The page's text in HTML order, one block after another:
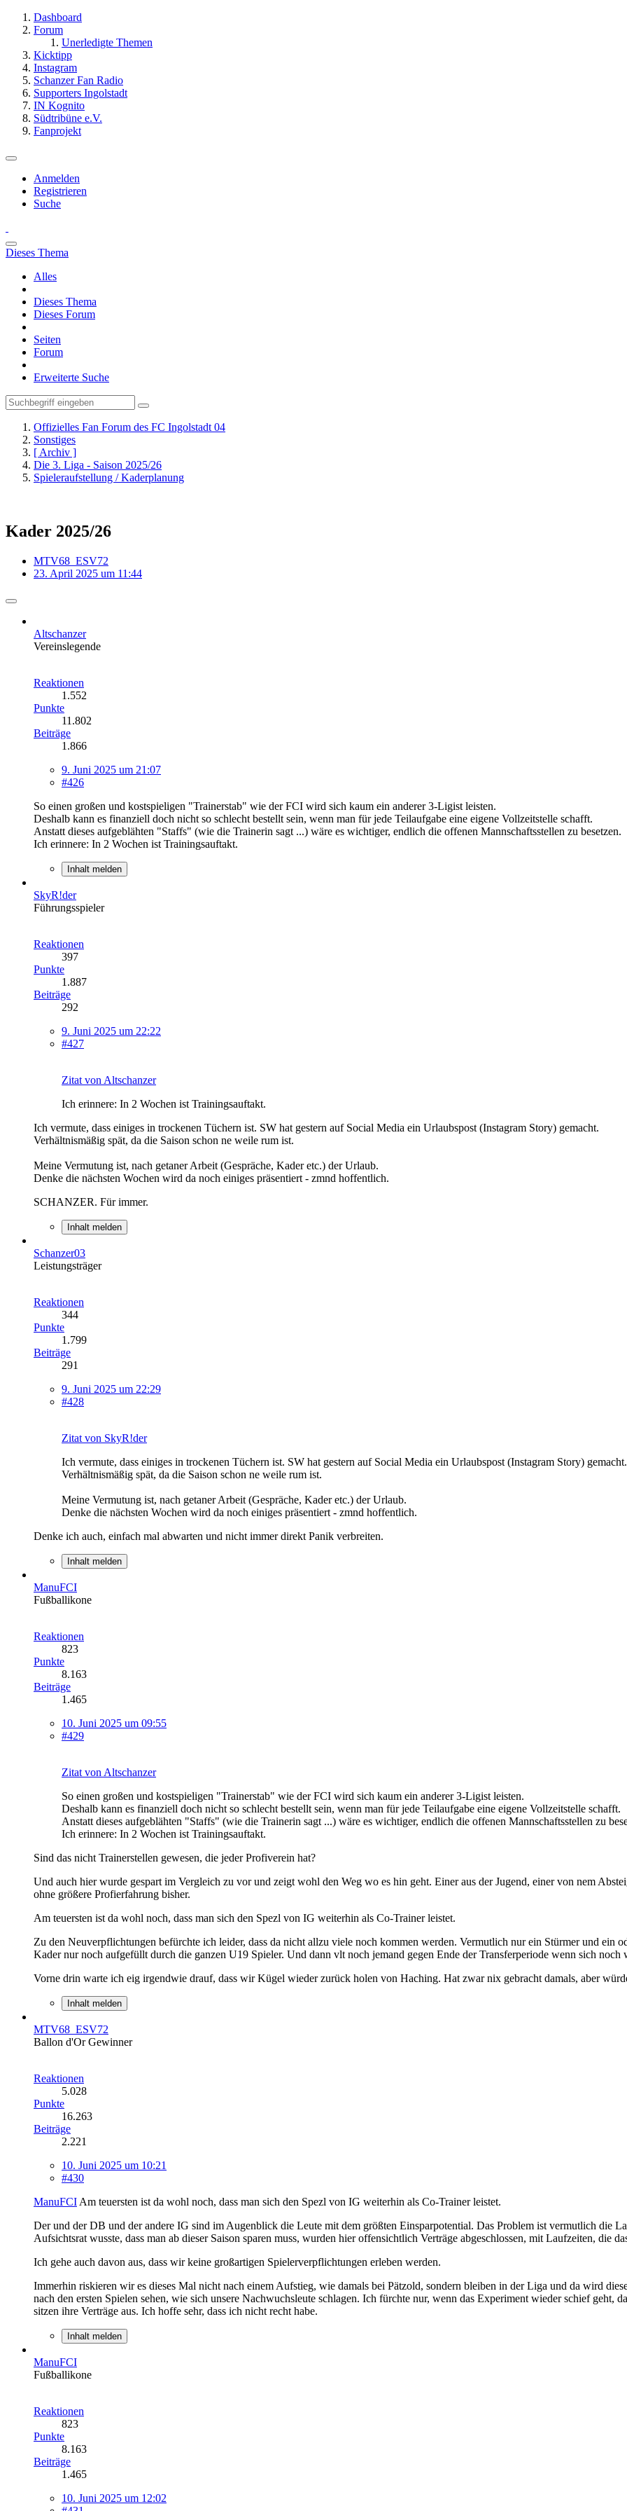
Dashboard
Forum
Unerledigte Themen
Kicktipp
Instagram
Schanzer Fan Radio
Supporters Ingolstadt
IN Kognito
Südtribüne e.V.
Fanprojekt
Anmelden
Registrieren
Suche
Dieses Thema
Alles
Dieses Thema
Dieses Forum
Seiten
Forum
Erweiterte Suche
Offizielles Fan Forum des FC Ingolstadt 04
Sonstiges
[ Archiv ]
Die 3. Liga - Saison 2025/26
Spieleraufstellung / Kaderplanung
Kader 2025/26
MTV68_ESV72
23. April 2025 um 11:44
Altschanzer
Vereinslegende
Reaktionen
1.552
Punkte
11.802
Beiträge
1.866
9. Juni 2025 um 21:07
#426
So einen großen und kostspieligen "Trainerstab" wie der FCI wird sich kaum ein anderer 3-Ligist leisten.
Deshalb kann es finanziell doch nicht so schlecht bestellt sein, wenn man für jede Teilaufgabe eine eigene Vollzeitstelle schafft.
Anstatt dieses aufgeblähten "Staffs" (wie die Trainerin sagt ...) wäre es wichtiger, endlich die offenen Mannschaftsstellen zu besetzen.
Ich erinnere: In 2 Wochen ist Trainingsauftakt.
Inhalt melden
SkyR!der
Führungsspieler
Reaktionen
397
Punkte
1.887
Beiträge
292
9. Juni 2025 um 22:22
#427
Zitat von Altschanzer
Ich erinnere: In 2 Wochen ist Trainingsauftakt.
Ich vermute, dass einiges in trockenen Tüchern ist. SW hat gestern auf Social Media ein Urlaubspost (Instagram Story) gemacht.
Verhältnismäßig spät, da die Saison schon ne weile rum ist.
Meine Vermutung ist, nach getaner Arbeit (Gespräche, Kader etc.) der Urlaub.
Denke die nächsten Wochen wird da noch einiges präsentiert - zmnd hoffentlich.
SCHANZER. Für immer.
Inhalt melden
Schanzer03
Leistungsträger
Reaktionen
344
Punkte
1.799
Beiträge
291
9. Juni 2025 um 22:29
#428
Zitat von SkyR!der
Ich vermute, dass einiges in trockenen Tüchern ist. SW hat gestern auf Social Media ein Urlaubspost (Instagram Story) gemacht.
Verhältnismäßig spät, da die Saison schon ne weile rum ist.
Meine Vermutung ist, nach getaner Arbeit (Gespräche, Kader etc.) der Urlaub.
Denke die nächsten Wochen wird da noch einiges präsentiert - zmnd hoffentlich.
Denke ich auch, einfach mal abwarten und nicht immer direkt Panik verbreiten.
Inhalt melden
ManuFCI
Fußballikone
Reaktionen
823
Punkte
8.163
Beiträge
1.465
10. Juni 2025 um 09:55
#429
Zitat von Altschanzer
So einen großen und kostspieligen "Trainerstab" wie der FCI wird sich kaum ein anderer 3-Ligist leisten.
Deshalb kann es finanziell doch nicht so schlecht bestellt sein, wenn man für jede Teilaufgabe eine eigene Vollzeitstelle schafft.
Anstatt dieses aufgeblähten "Staffs" (wie die Trainerin sagt ...) wäre es wichtiger, endlich die offenen Mannschaftsstellen zu
Ich erinnere: In 2 Wochen ist Trainingsauftakt.
Sind das nicht Trainerstellen gewesen, die jeder Profiverein hat?
Und auch hier wurde gespart im Vergleich zu vor und zeigt wohl den Weg wo es hin geht. Einer aus der Jugend, einer von nem
ohne größere Profierfahrung bisher.
Am teuersten ist da wohl noch, dass man sich den Spezl von IG weiterhin als Co-Trainer leistet.
Zu den Neuverpflichtungen befürchte ich leider, dass da nicht allzu viele noch kommen werden. Vermutlich nur ein Stürmer und ein
Kader nur noch aufgefüllt durch die ganzen U19 Spieler. Und dann vlt noch jemand gegen Ende der Transferperiode wenn sich noch
Vorne drin warte ich eig irgendwie drauf, dass wir Kügel wieder zurück holen von Haching. Hat zwar nix gebracht damals, aber
Inhalt melden
MTV68_ESV72
Ballon d'Or Gewinner
Reaktionen
5.028
Punkte
16.263
Beiträge
2.221
10. Juni 2025 um 10:21
#430
ManuFCI Am teuersten ist da wohl noch, dass man sich den Spezl von IG weiterhin als Co-Trainer leistet.
Der und der DB und der andere IG sind im Augenblick die Leute mit dem größten Einsparpotential. Das Problem ist vermutlich die
Aufsichtsrat wusste, dass man ab dieser Saison sparen muss, wurden hier offensichtlich Verträge abgeschlossen, mit Laufzeiten, die
Ich gehe auch davon aus, dass wir keine großartigen Spielerverpflichtungen erleben werden.
Immerhin riskieren wir es dieses Mal nicht nach einem Aufstieg, wie damals bei Pätzold, sondern bleiben in der Liga und da wird
nach den ersten Spielen sehen, wie sich unsere Nachwuchsleute schlagen. Ich fürchte nur, wenn das Experiment wieder schief geht,
sitzen ihre Verträge aus. Ich hoffe sehr, dass ich nicht recht habe.
Inhalt melden
ManuFCI
Fußballikone
Reaktionen
823
Punkte
8.163
Beiträge
1.465
10. Juni 2025 um 12:02